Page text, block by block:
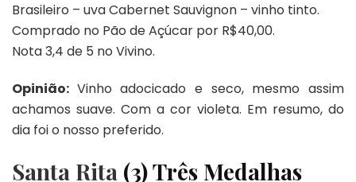
Brasileiro – uva Cabernet Sauvignon – vinho tinto.
Comprado no Pão de Açúcar por R$40,00.
Nota 3,4 de 5 no Vivino.
Opinião: Vinho adocicado e seco, mesmo assim
achamos suave. Com a cor violeta. Em resumo, do
dia foi o nosso preferido.
Santa Rita (3) Três Medalhas